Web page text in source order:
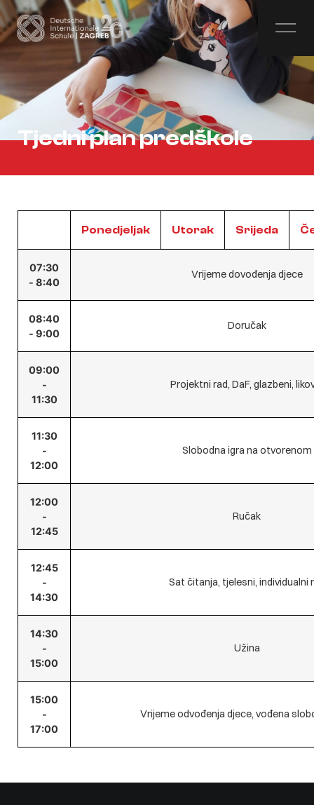
Tjedni plan predškole
Ponedjeljak Utorak Srijeda
07:30
- 8:40
Vrijeme dovođenja djece
08:40
- 9:00
Doručak
09:00
-
11:30
Projektni rad, DaF, glazbeni,
11:30
-
12:00
Slobodna igra na otvorenom
12:00
-
12:45
Ručak
12:45
-
14:30
Sat čitanja, tjelesni, individualni
14:30
-
15:00
Užina
15:00
-
17:00
Vrijeme odvođenja djece, vođena